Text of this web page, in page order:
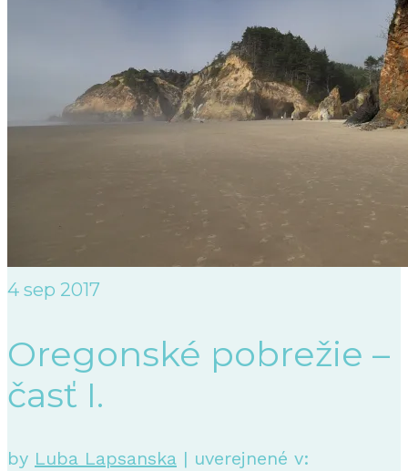
4 sep 2017
Oregonské pobrežie –
časť I.
by Luba Lapsanska | uverejnené v: